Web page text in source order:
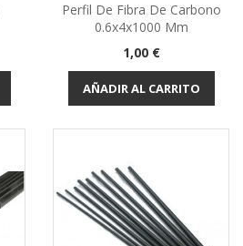
Perfil De Fibra De Carbono
0.6x4x1000 Mm
Precio
1,00 €
AÑADIR AL CARRITO